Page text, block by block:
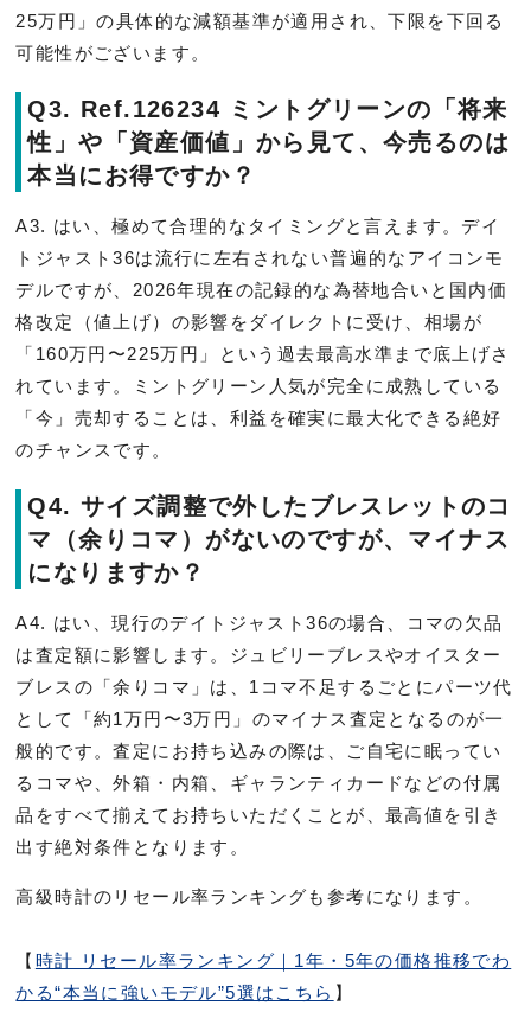
25万円」の具体的な減額基準が適用され、下限を下回る
可能性がございます。
Q3. Ref.126234 ミントグリーンの「将来
性」や「資産価値」から見て、今売るのは
本当にお得ですか？
A3. はい、極めて合理的なタイミングと言えます。デイ
トジャスト36は流行に左右されない普遍的なアイコンモ
デルですが、2026年現在の記録的な為替地合いと国内価
格改定（値上げ）の影響をダイレクトに受け、相場が
「160万円〜225万円」という過去最高水準まで底上げさ
れています。ミントグリーン人気が完全に成熟している
「今」売却することは、利益を確実に最大化できる絶好
のチャンスです。
Q4. サイズ調整で外したブレスレットのコ
マ（余りコマ）がないのですが、マイナス
になりますか？
A4. はい、現行のデイトジャスト36の場合、コマの欠品
は査定額に影響します。ジュビリーブレスやオイスター
ブレスの「余りコマ」は、1コマ不足するごとにパーツ代
として「約1万円〜3万円」のマイナス査定となるのが一
般的です。査定にお持ち込みの際は、ご自宅に眠ってい
るコマや、外箱・内箱、ギャランティカードなどの付属
品をすべて揃えてお持ちいただくことが、最高値を引き
出す絶対条件となります。
高級時計のリセール率ランキングも参考になります。
【 時計 リセール率ランキング｜1年・5年の価格推移でわ
かる“本当に強いモデル”5選はこちら 】